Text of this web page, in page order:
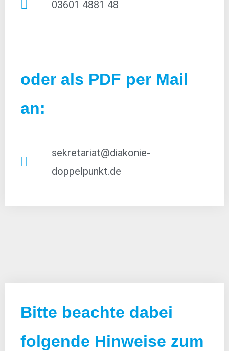
03601 4881 48
oder als PDF per Mail
an:
sekretariat@diakonie-
doppelpunkt.de
Bitte beachte dabei
folgende Hinweise zum